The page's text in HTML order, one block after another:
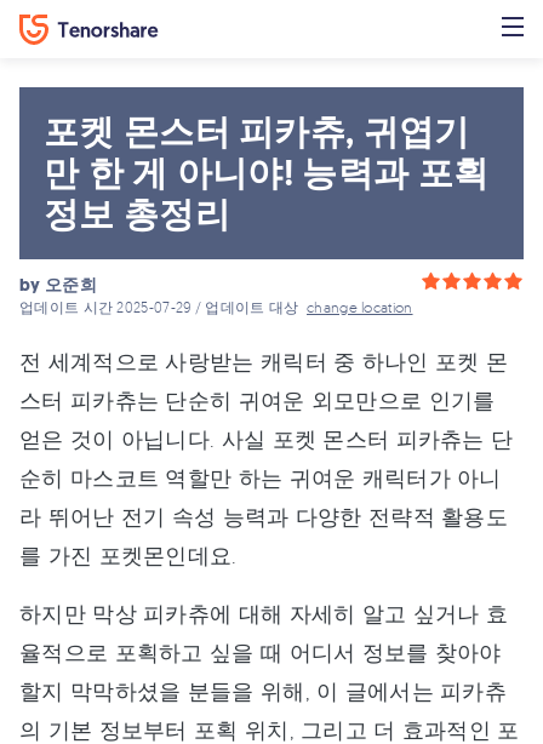
포켓 몬스터 피카츄, 귀엽기
만 한 게 아니야! 능력과 포획
정보 총정리
by 오준희
업데이트 시간 2025-07-29 / 업데이트 대상change location
전 세계적으로 사랑받는 캐릭터 중 하나인 포켓 몬
스터 피카츄는 단순히 귀여운 외모만으로 인기를
얻은 것이 아닙니다. 사실 포켓 몬스터 피카츄는 단
순히 마스코트 역할만 하는 귀여운 캐릭터가 아니
라 뛰어난 전기 속성 능력과 다양한 전략적 활용도
를 가진 포켓몬인데요.
하지만 막상 피카츄에 대해 자세히 알고 싶거나 효
율적으로 포획하고 싶을 때 어디서 정보를 찾아야
할지 막막하셨을 분들을 위해, 이 글에서는 피카츄
의 기본 정보부터 포획 위치, 그리고 더 효과적인 포